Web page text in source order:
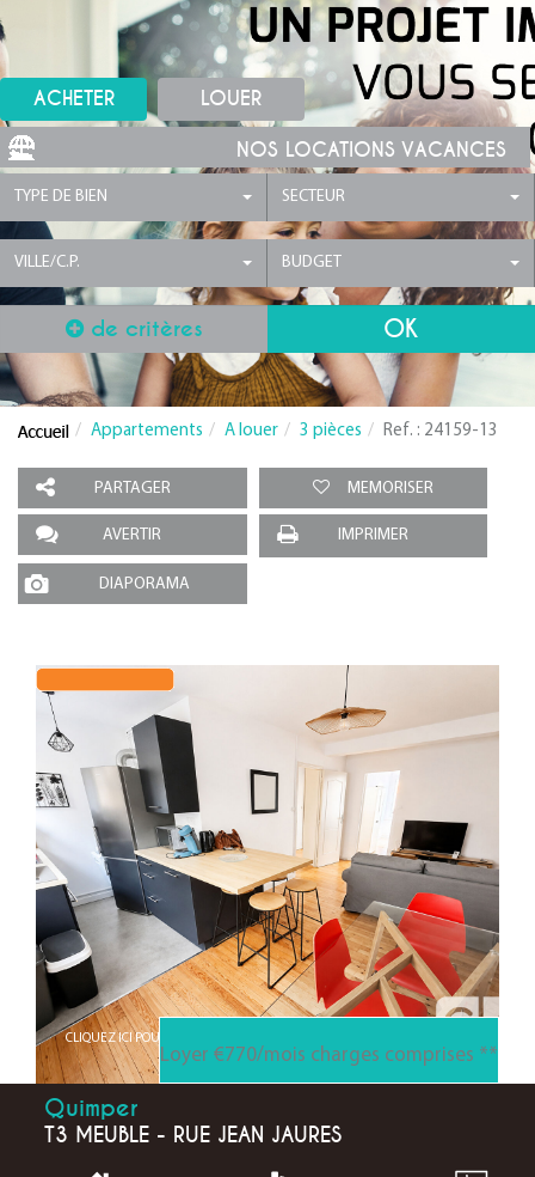
ACHETER LOUER
NOS LOCATIONS VACANCES
TYPE DE BIEN SECTEUR
VILLE/C.P. BUDGET
de critères
Appartements A louer 3 pièces Ref. : 24159-13
PARTAGER MEMORISER
AVERTIR IMPRIMER
DIAPORAMA
CLIQUEZ ICI POUR AGRANDIR
Loyer €770/mois charges comprises **
Quimper
T3 MEUBLE - RUE JEAN JAURES